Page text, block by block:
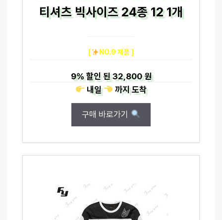
티셔츠 빅사이즈 24종 12 1개
[ NO.9 제품 ]
9%할인 된32,800 원
내일
까지도착
구매 바로가기